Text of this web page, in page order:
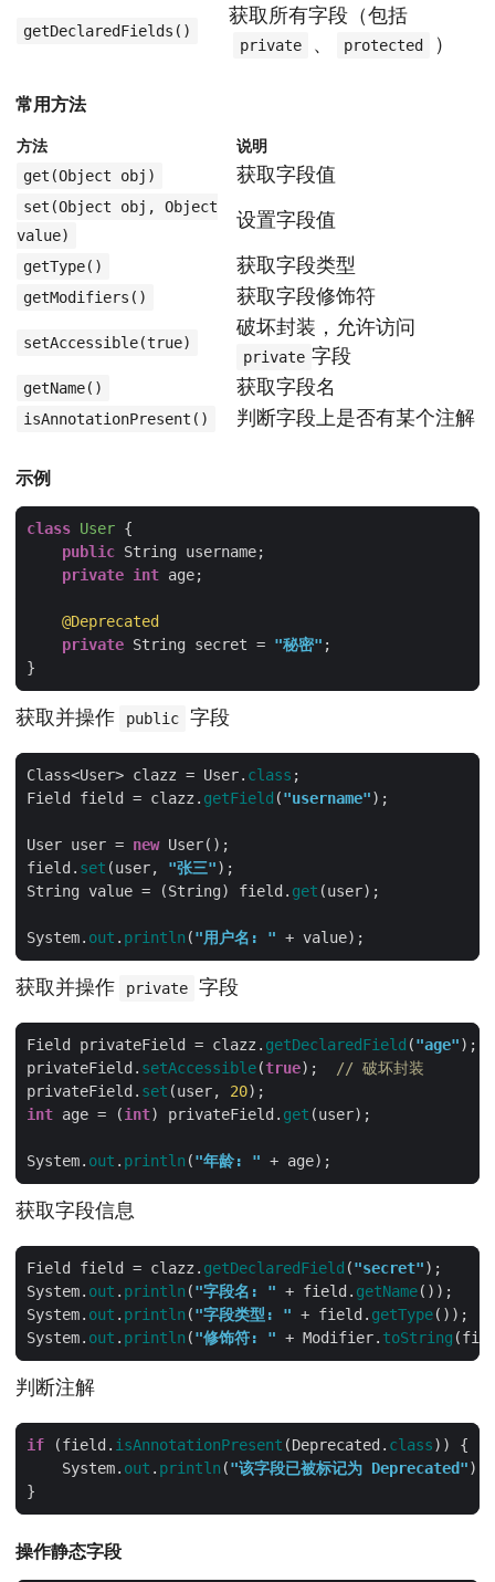
getDeclaredFields()
获取所有字段（包括
private 、 protected ）
常用方法
方法 说明
get(Object obj) 获取字段值
set(Object obj, Object
value)
设置字段值
getType() 获取字段类型
getModifiers() 获取字段修饰符
setAccessible(true)
破坏封装，允许访问
private 字段
getName() 获取字段名
isAnnotationPresent() 判断字段上是否有某个注解
示例
class User
public
private int
@Deprecated
private String secret = "秘密"
获取并操作 public 字段
Class<User> clazz = User. class
Field field = clazz. getField ("username"
User user = new
field. set (user, "张三"
String value = (String) field. get
System. out . println ("用户名: "
获取并操作 private 字段
Field privateField = clazz. getDeclaredField ("age"
privateField. setAccessible(true);
// 破坏封装
privateField. set (user, 20
int age = (int) privateField. get
System. out . println ("年龄: "
获取字段信息
Field field = clazz. getDeclaredField ("secret"
System. out . println ("字段名: " + field. getName
System. out . println ("字段类型: " + field. getType
System. out . println ("修饰符: " + Modifier. toString
判断注解
if (field. isAnnotationPresent (Deprecated. class
    System.
out . println ("该字段已被标记为 Deprecated"
操作静态字段